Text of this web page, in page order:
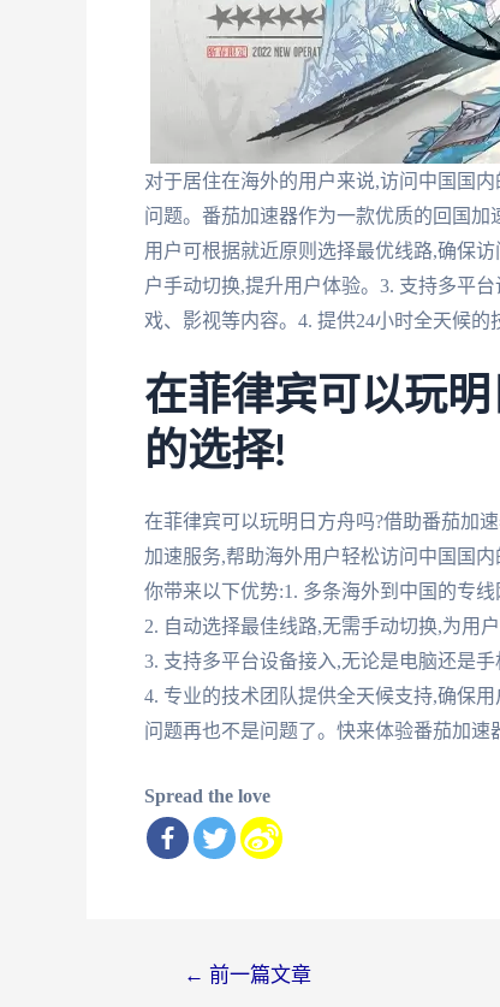
对于居住在海外的用户来说,访问中国国
问题。番茄加速器作为一款优质的回国
用户可根据就近原则选择最优线路,确保
户手动切换,提升用户体验。3. 支持多平
戏、影视等内容。4. 提供24小时全天候的
在菲律宾可以玩
的选择!
在菲律宾可以玩明日方舟吗?借助番茄加
加速服务,帮助海外用户轻松访问中国国
你带来以下优势:1. 多条海外到中国的专
2. 自动选择最佳线路,无需手动切换,为用
3. 支持多平台设备接入,无论是电脑还是手
4. 专业的技术团队提供全天候支持,确保
问题再也不是问题了。快来体验番茄加
Spread the love
← 前一篇文章